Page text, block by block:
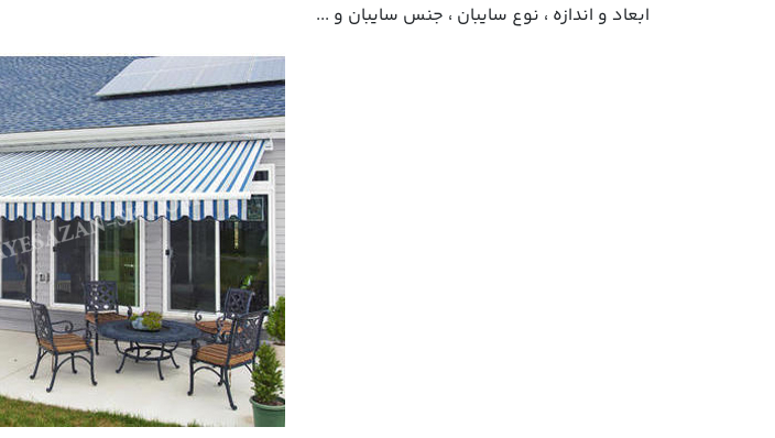
ابعاد و اندازه ، نوع سایبان ، جنس سایبان و ...